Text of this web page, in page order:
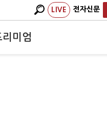
LIVE 전자신문
리미엄